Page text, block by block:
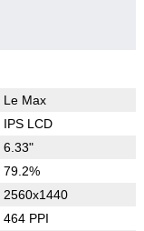
Le Max
IPS LCD
6.33"
79.2%
2560x1440
464 PPI